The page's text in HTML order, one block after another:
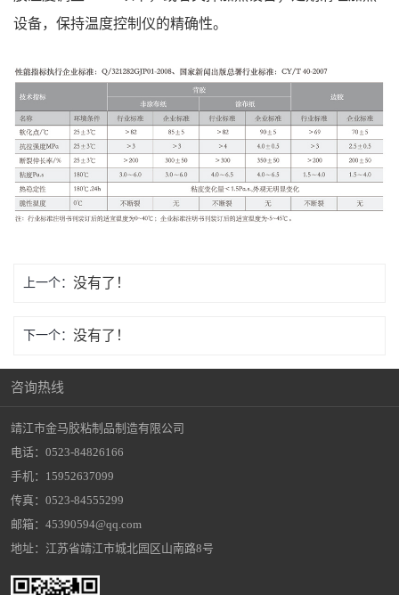
设备，保持温度控制仪的精确性。
上一个： 没有了！
下一个： 没有了！
咨询热线
靖江市金马胶粘制品制造有限公司
电话：0523-84826166
手机：15952637099
传真：0523-84555299
邮箱：45390594@qq.com
地址：江苏省靖江市城北园区山南路8号